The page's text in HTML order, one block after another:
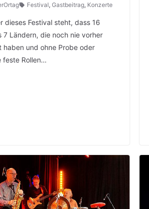
Festival, Gastbeitrag, Konzerte
dieses Festival steht, dass 16
7 Ländern, die noch nie vorher
haben und ohne Probe oder
feste Rollen…